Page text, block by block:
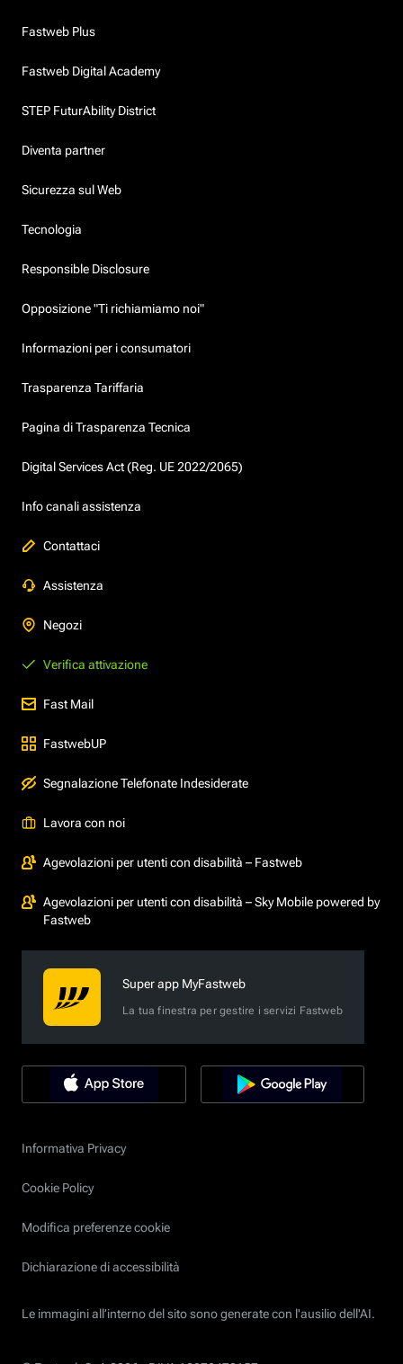
Fastweb Plus
Fastweb Digital Academy
STEP FuturAbility District
Diventa partner
Sicurezza sul Web
Tecnologia
Responsible Disclosure
Opposizione "Ti richiamiamo noi"
Informazioni per i consumatori
Trasparenza Tariffaria
Pagina di Trasparenza Tecnica
Digital Services Act (Reg. UE 2022/2065)
Info canali assistenza
Contattaci
Assistenza
Negozi
Verifica attivazione
Fast Mail
FastwebUP
Segnalazione Telefonate Indesiderate
Lavora con noi
Agevolazioni per utenti con disabilità – Fastweb
Agevolazioni per utenti con disabilità – Sky Mobile powered by
Fastweb
Super app MyFastweb
La tua finestra per gestire i servizi Fastweb
Informativa Privacy
Cookie Policy
Modifica preferenze cookie
Dichiarazione di accessibilità
Le immagini all’interno del sito sono generate con l'ausilio dell'AI.